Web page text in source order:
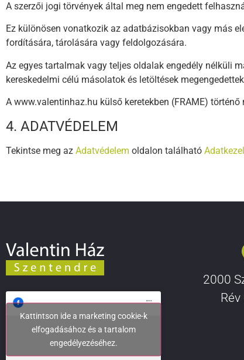
A szerzői jogi törvények által meg nem engedett
Ez különösen vonatkozik az adatbázisokban vagy más
fordítására, tárolására vagy feldolgozására.
Az egyes tartalmak vagy teljes oldalak engedély nélküli
kereskedelmi célú másolatok és letöltések
A www.valentinhaz.hu külső keretekben (FRAME)
4. ADATVÉDELEM
Tekintse meg az Adatvédelem oldalon található
Kattintson ide a marketing cookie-k
elfogadásához és a tartalom
engedélyezéséhez.
2000